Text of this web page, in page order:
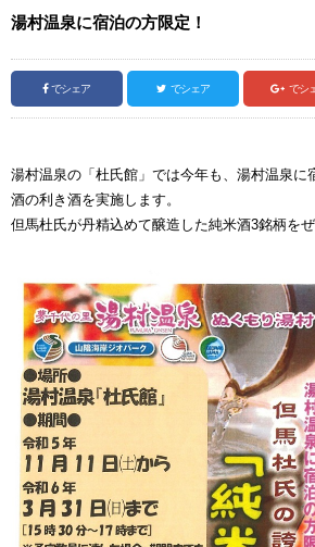
湯村温泉に宿泊の方限定！
でシェア でシェア でシ
湯村温泉の「杜氏館」では今年も、湯村温泉に
酒の利き酒を実施します。
但馬杜氏が丹精込めて醸造した純米酒3銘柄を